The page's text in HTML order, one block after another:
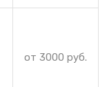
от 3000 руб.